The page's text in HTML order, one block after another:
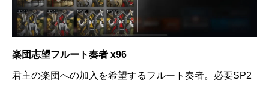
楽団志望フルート奏者 x96
君主の楽団への加入を希望するフルート奏者。必要SP2